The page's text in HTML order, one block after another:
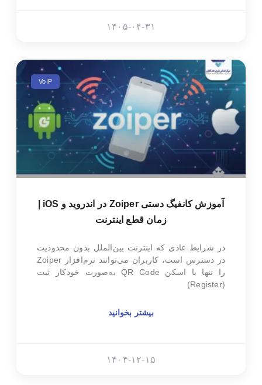
۱۴۰۵-۰۴-۳۱
VoIP
زمان قطع اینترنت
در شرایط عادی که اینترنت بین‌الملل بدون محدودیت
در دسترس است، کاربران می‌توانند نرم‌افزار Zoiper
را تنها با اسکن QR Code به‌صورت خودکار ثبت
(Register)
بیشتر بخوانید
۱۴۰۴-۱۲-۱۵